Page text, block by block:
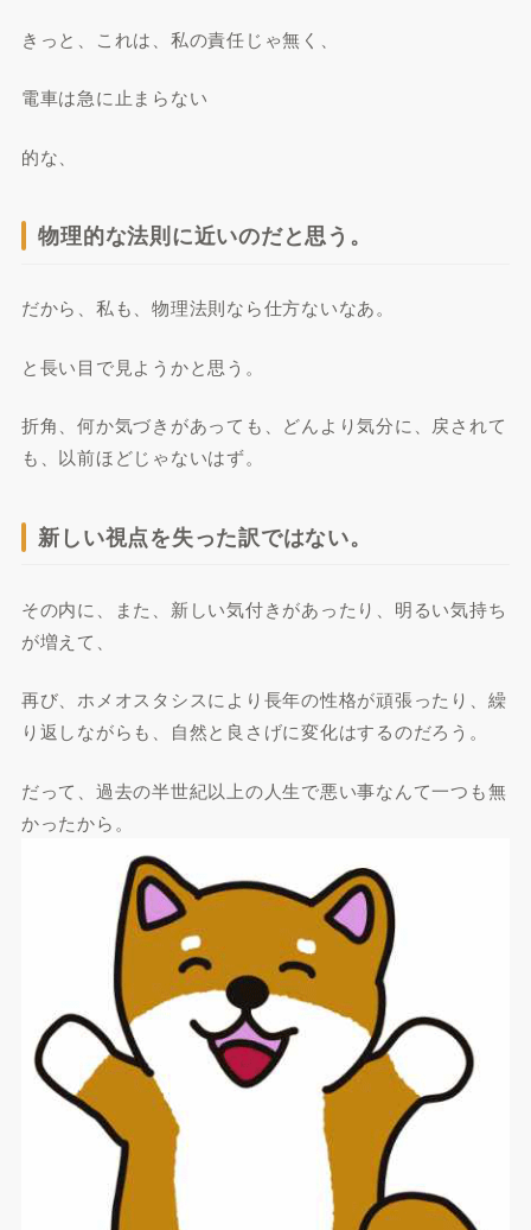
きっと、これは、私の責任じゃ無く、
電車は急に止まらない
的な、
物理的な法則に近いのだと思う。
だから、私も、物理法則なら仕方ないなあ。
と長い目で見ようかと思う。
折角、何か気づきがあっても、どんより気分に、戻されて
も、以前ほどじゃないはず。
新しい視点を失った訳ではない。
その内に、また、新しい気付きがあったり、明るい気持ち
が増えて、
再び、ホメオスタシスにより長年の性格が頑張ったり、繰
り返しながらも、自然と良さげに変化はするのだろう。
だって、過去の半世紀以上の人生で悪い事なんて一つも無
かったから。